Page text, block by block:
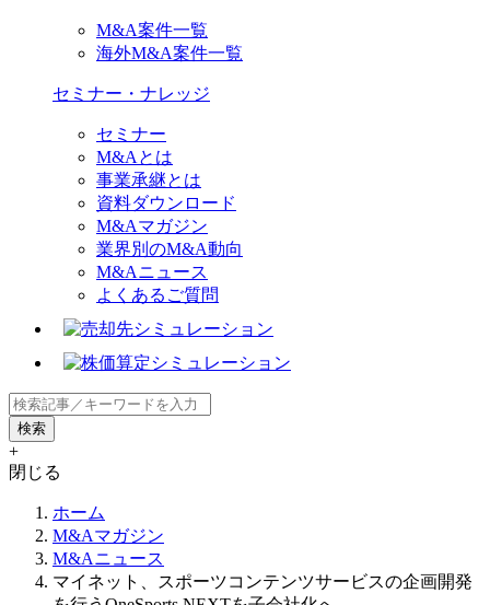
M&A案件一覧
海外M&A案件一覧
セミナー・ナレッジ
セミナー
M&Aとは
事業承継とは
資料ダウンロード
M&Aマガジン
業界別のM&A動向
M&Aニュース
よくあるご質問
+
閉じる
ホーム
M&Aマガジン
M&Aニュース
マイネット、スポーツコンテンツサービスの企画開発